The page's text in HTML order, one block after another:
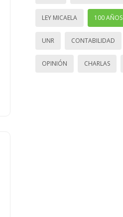
LEY MICAELA 100 AÑOS
UNR CONTABILIDAD
OPINIÓN CHARLAS